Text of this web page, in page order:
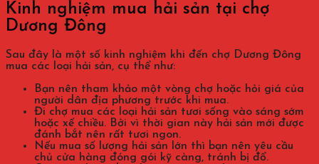
Kinh nghiệm mua hải sản tại chợ
Dương Đông
Sau đây là một số kinh nghiệm khi đến chợ Dương Đông
mua các loại hải sản, cụ thể như:
Bạn nên tham khảo một vòng chợ hoặc hỏi giá của
người dân địa phương trước khi mua.
Đi chợ mua các loại hải sản tươi sống vào sáng sớm
hoặc xế chiều. Bởi vì thời gian này hải sản mới được
đánh bắt nên rất tươi ngon.
Nếu mua số lượng hải sản lớn thì bạn nên yêu cầu
chủ cửa hàng đóng gói kỹ càng, tránh bị đổ.